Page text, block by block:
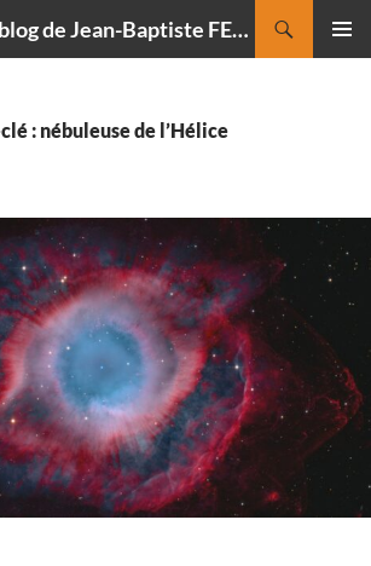
CIELMANIA : le blog de Jean-Baptiste FELDMANN, photographe du ciel
: nébuleuse de l’Hélice